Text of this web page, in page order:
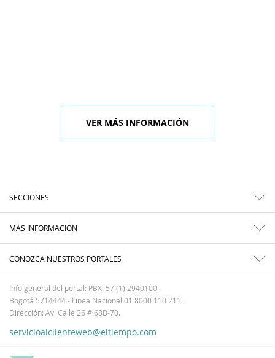
VER MÁS INFORMACIÓN
SECCIONES
MÁS INFORMACIÓN
CONOZCA NUESTROS PORTALES
Info general del portal: PBX: 57 (1) 2940100.
Bogotá 5714444 - Línea Nacional 01 8000 110 211.
Dirección: Av. Calle 26 # 68B-70.
servicioalclienteweb@eltiempo.com